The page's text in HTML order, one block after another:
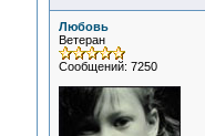
Любовь
Ветеран
Сообщений: 7250